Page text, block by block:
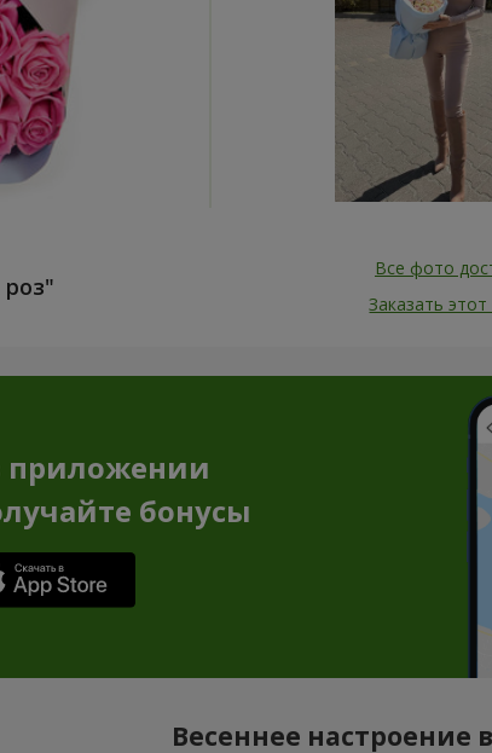
роз"
Все фото
Заказать
приложении
бонусы
Весеннее настроение